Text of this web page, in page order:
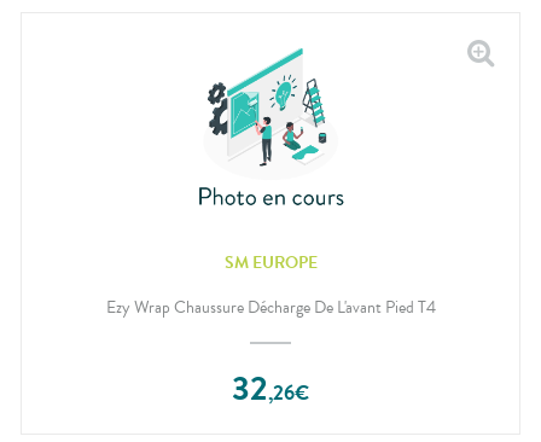
SM EUROPE
Ezy Wrap Chaussure Décharge De L'avant Pied T4
32,26€